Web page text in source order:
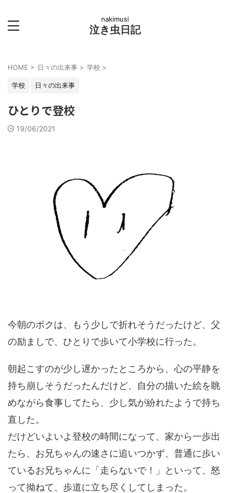
nakimusi
泣き虫日記
HOME > 日々の出来事 > 学校 >
学校 日々の出来事
ひとりで登校
19/06/2021
今朝のボクは、もう少しで折れそうだったけど、父
の励ましで、ひとりで歩いて小学校に行った。
朝起こすのが少し遅かったところから、心の平静を
持ち崩しそうだったんだけど、自分の描いた絵を眺
めながら食事してたら、少し気が紛れたようで持ち
直した。
だけどいよいよ登校の時間になって、家から一歩出
たら、お兄ちゃんの速さに追いつかず、普通に歩い
ているお兄ちゃんに「走らないで！」といって、怒
って拗ねて、歩道に立ち尽くしてしまった。